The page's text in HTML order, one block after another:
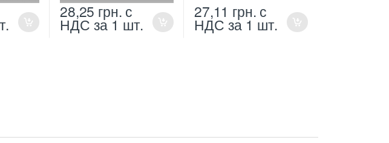
28,25 грн. с
НДС за 1 шт.
27,11 грн. с
НДС за 1 шт.